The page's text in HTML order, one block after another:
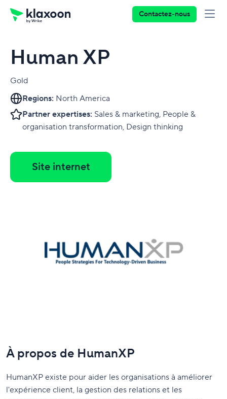
Contactez-nous
Human XP
Gold
Regions: North America
Partner expertises: Sales & marketing, People &
organisation transformation, Design thinking
Site internet
À propos de HumanXP
HumanXP existe pour aider les organisations à améliorer
l'expérience client, la gestion des relations et les